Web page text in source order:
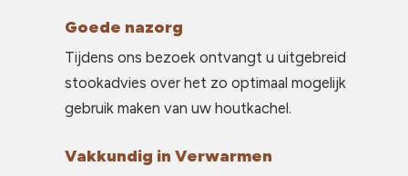
Goede nazorg
Tijdens ons bezoek ontvangt u uitgebreid
stookadvies over het zo optimaal mogelijk
gebruik maken van uw houtkachel.
Vakkundig in Verwarmen